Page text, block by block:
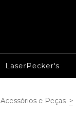
LaserPecker's
Acessórios e Peças >